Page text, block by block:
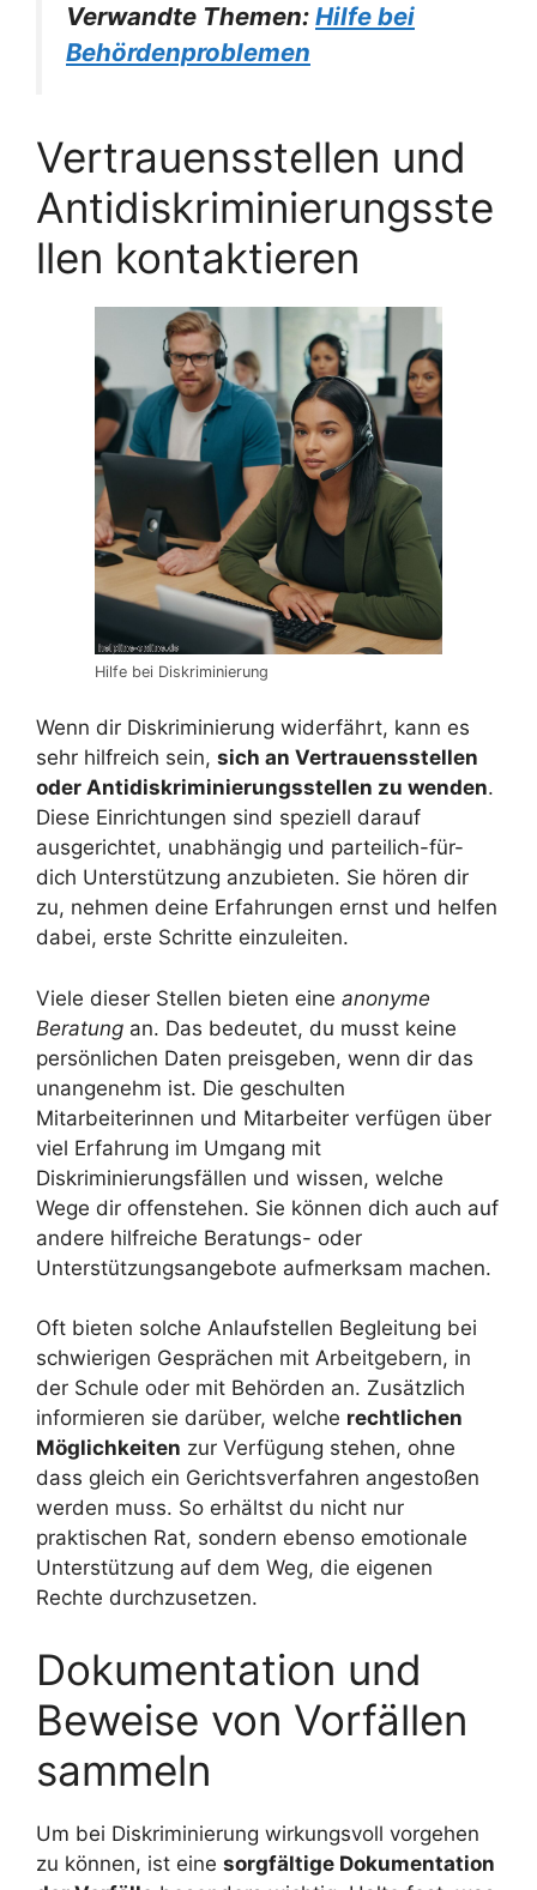
Verwandte Themen: Hilfe bei
Behördenproblemen
Vertrauensstellen und
Antidiskriminierungsste
llen kontaktieren
Hilfe bei Diskriminierung
Wenn dir Diskriminierung widerfährt, kann es
sehr hilfreich sein, sich an Vertrauensstellen
oder Antidiskriminierungsstellen zu wenden.
Diese Einrichtungen sind speziell darauf
ausgerichtet, unabhängig und parteilich-für-
dich Unterstützung anzubieten. Sie hören dir
zu, nehmen deine Erfahrungen ernst und helfen
dabei, erste Schritte einzuleiten.
Viele dieser Stellen bieten eine anonyme
Beratung an. Das bedeutet, du musst keine
persönlichen Daten preisgeben, wenn dir das
unangenehm ist. Die geschulten
Mitarbeiterinnen und Mitarbeiter verfügen über
viel Erfahrung im Umgang mit
Diskriminierungsfällen und wissen, welche
Wege dir offenstehen. Sie können dich auch auf
andere hilfreiche Beratungs- oder
Unterstützungsangebote aufmerksam machen.
Oft bieten solche Anlaufstellen Begleitung bei
schwierigen Gesprächen mit Arbeitgebern, in
der Schule oder mit Behörden an. Zusätzlich
informieren sie darüber, welche rechtlichen
Möglichkeiten zur Verfügung stehen, ohne
dass gleich ein Gerichtsverfahren angestoßen
werden muss. So erhältst du nicht nur
praktischen Rat, sondern ebenso emotionale
Unterstützung auf dem Weg, die eigenen
Rechte durchzusetzen.
Dokumentation und
Beweise von Vorfällen
sammeln
Um bei Diskriminierung wirkungsvoll vorgehen
zu können, ist eine sorgfältige Dokumentation